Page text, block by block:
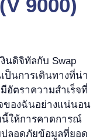
9000)
นดิจิทัลกับ Swap
ป็นการเดินทางที่น่า
ตราความสำเร็จที่
ของฉันอย่างแน่นอน
นี้ให้การคาดการณ์
ลอดภัยข้อมูลที่ยอด